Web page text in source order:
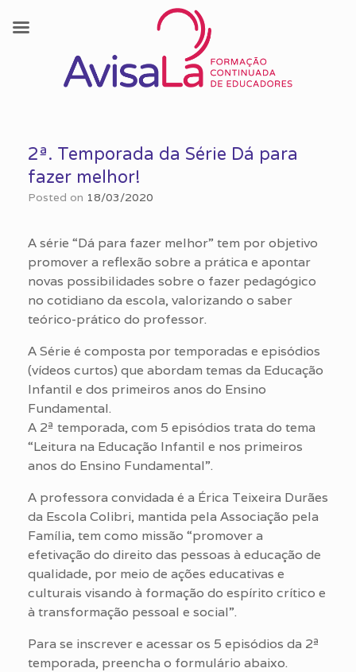
content2ª. Temporada da Série Dá para
fazer melhor!
Posted on 18/03/2020
A série “Dá para fazer melhor” tem por objetivo
promover a reflexão sobre a prática e apontar
novas possibilidades sobre o fazer pedagógico
no cotidiano da escola, valorizando o saber
teórico-prático do professor.
A Série é composta por temporadas e episódios
(vídeos curtos) que abordam temas da Educação
Infantil e dos primeiros anos do Ensino
Fundamental.
A 2ª temporada, com 5 episódios trata do tema
“Leitura na Educação Infantil e nos primeiros
anos do Ensino Fundamental”.
A professora convidada é a Érica Teixeira Durães
da Escola Colibri, mantida pela Associação pela
Família, tem como missão “promover a
efetivação do direito das pessoas à educação de
qualidade, por meio de ações educativas e
culturais visando à formação do espírito crítico e
à transformação pessoal e social”.
Para se inscrever e acessar os 5 episódios da 2ª
temporada, preencha o formulário abaixo.